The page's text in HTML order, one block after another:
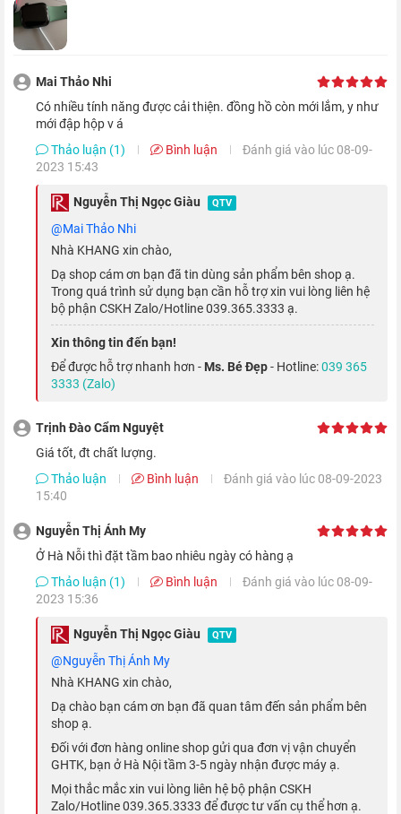
Màn hình OLED lớn có độ sáng cao và sắc
nét
Nhờ vào viền màn hình chỉ mỏng 1.7 mm và kích thước khung
viền được tăng lên 41 mm thay vì 40 mm như phiên bản cũ,
màn hình Watch S7
có không gian hiển thị tăng hơn 20% so với
Apple Watch SE
Không chỉ có kích thước màn hình lớn hơn, các nút bấm trên
màn hình cũng được Apple thiết kế to hơn, cho phép bạn sử
dụng đồng hồ trực quan và dễ dàng hơn bao giờ hết.
Hơn nữa, với tấm nền OLED có độ phân giải 352 x 430 pixel,
cho thông tin và hình ảnh hiển thị sắc nét đến từng chi tiết. Độ
sáng của tính năng Always-On Retina display cũng cao
Mai Thảo Nhi
Có nhiều tính năng được cải thiện. đồng hồ còn mới lắm, y như
mới đập hộp v á
Thảo luận (1)
Bình luận
Đánh giá vào lúc 08-09-
2023 15:43
Nguyễn Thị Ngọc Giàu QTV
@Mai Thảo Nhi
Nhà KHANG xin chào,
Dạ shop cám ơn bạn đã tin dùng sản phẩm bên shop ạ.
Trong quá trình sử dụng bạn cần hỗ trợ xin vui lòng liên hệ
bộ phận CSKH Zalo/Hotline 039.365.3333 ạ.
Xin thông tin đến bạn!
Để được hỗ trợ nhanh hơn - Ms. Bé Đẹp- Hotline:039 365
3333 (Zalo)
Trịnh Đào Cẩm Nguyệt
Giá tốt, đt chất lượng.
Thảo luận
Bình luận
Đánh giá vào lúc 08-09-2023
15:40
Nguyễn Thị Ánh My
Ở Hà Nỗi thì đặt tầm bao nhiêu ngày có hàng ạ
Thảo luận (1)
Bình luận
Đánh giá vào lúc 08-09-
2023 15:36
Nguyễn Thị Ngọc Giàu QTV
@Nguyễn Thị Ánh My
Nhà KHANG xin chào,
Dạ chào bạn cám ơn bạn đã quan tâm đến sản phẩm bên
shop ạ.
Đối với đơn hàng online shop gửi qua đơn vị vận chuyển
GHTK, bạn ở Hà Nội tầm 3-5 ngày nhận được máy ạ.
Mọi thắc mắc xin vui lòng liên hệ bộ phận CSKH
Zalo/Hotline 039.365.3333 để được tư vấn cụ thể hơn ạ.